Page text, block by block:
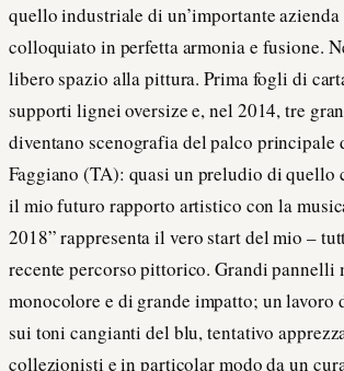
quello industriale di un’importante
colloquiato in perfetta armonia e fusione.
libero spazio alla pittura. Prima fogli di
supporti lignei oversize e, nel 2014, tre
diventano scenografia del palco principale
Faggiano (TA): quasi un preludio di quello
il mio futuro rapporto artistico con la
2018” rappresenta il vero start del mio –
recente percorso pittorico. Grandi pannelli
monocolore e di grande impatto; un lavoro
sui toni cangianti del blu, tentativo
collezionisti e in particolar modo da un